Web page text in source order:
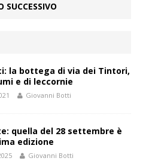
SUCCESSIVO
la bottega di via dei Tintori,
e di leccornie
Giovanni Botti
quella del 28 settembre è
edizione
Giovanni Botti